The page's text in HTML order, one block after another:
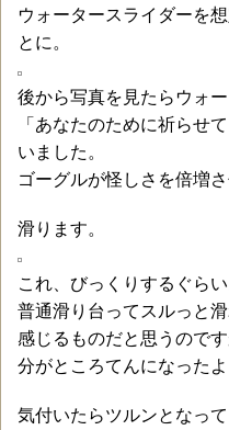
ウォータースライダーを
とに。
後から写真を見たらウォ
「あなたのために祈らせ
いました。
ゴーグルが怪しさを倍増
滑ります。
これ、びっくりするぐら
普通滑り台ってスルっと
感じるものだと思うので
分がところてんになった
気付いたらツルンとなっ